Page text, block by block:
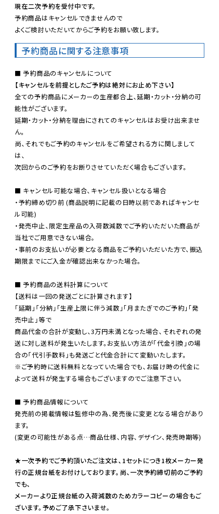
現在二次予約を受付中です。
予約商品はキャンセルできませんので
よくご検討いただいてからご予約をお願い致します。
予約商品に関する注意事項
【キャンセルを前提としたご予約は絶対にお止め下さい】
全ての予約商品にメーカーの生産都合上、延期・カット・分納の可
能性がございます。
延期・カット・分納を理由にされてのキャンセルはお受け出来ませ
ん。
尚、それでもご予約のキャンセルをご希望される方に関しまして
は、
次回からのご予約をお断りさせていただく場合もございます。
■ キャンセル可能な場合、キャンセル扱いとなる場合
・予約締め切り前 (商品説明に記載の日時以前であればキャンセ
ル可能)
・発売中止、限定生産品の入荷数減数でご予約いただいた商品が
当社でご用意できない場合。
・事前のお支払いが必要となる商品をご予約いただいた方で、振込
期限までにご入金が確認出来なかった場合。
■ 予約商品の送料計算について
【送料は一回の発送ごとに計算されます】
「延期」「分納」「生産上限に伴う減数」「月またぎでのご予約」「発
売中止」等で
商品代金の合計が変動し、3万円未満となった場合、それぞれの発
送に対し送料が発生いたします。お支払い方法が「代金引換」の場
※ご予約時に送料無料となっていた場合でも、お届け時の代金に
よって送料が発生する場合もございますのでご注意下さい。
■ 予約商品情報について
発売前の掲載情報は監修中の為、発売後に変更となる場合があり
ます。
(変更の可能性がある点…商品仕様、内容、デザイン、発売時期等)
★一次予約でご予約頂いたご注文は、1セットにつき1枚メーカー発
行の正規台紙をお付けしております。尚、一次予約締切前のご予約
でも、
メーカーより正規台紙の入荷減数のためカラーコピーの場合もご
ざいます。予めご了承下さいませ。